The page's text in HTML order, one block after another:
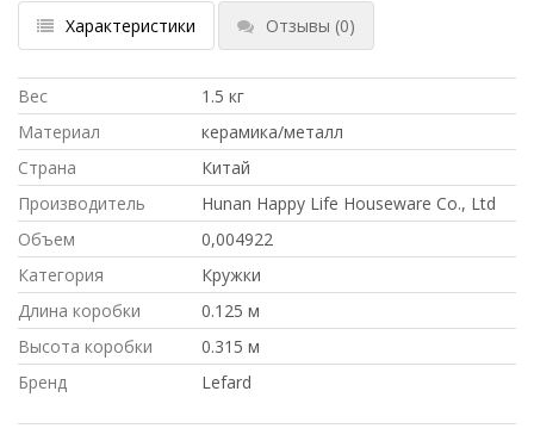
Характеристики Отзывы (0)
Вес
1.5 кг
Материал
керамика/металл
Страна
Китай
Производитель
Hunan Happy Life Houseware Co., Ltd
Объем
0,004922
Категория
Кружки
Длина коробки
0.125 м
Высота коробки
0.315 м
Бренд
Lefard